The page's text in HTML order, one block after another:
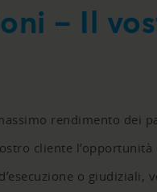
– Il
rendimento dei
cliente
o giudiziali,